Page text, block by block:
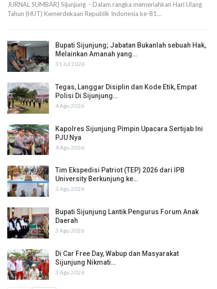
JURNAL SUMBAR| Sijunjung - Dalam rangka memeriahkan Hari Ulang
Tahun (HUT) Kemerdekaan Republik Indonesia ke-81…
Bupati Sijunjung; Jabatan Bukanlah sebuah Hak,
Melainkan Amanah yang…
31 Jul 2026
Tegas, Langgar Disiplin dan Kode Etik, Empat
Polisi Di Sijunjung…
4 Agu 2026
Kapolres Sijunjung Pimpin Upacara Sertijab Ini
PJU Nya
4 Agu 2026
Tim Ekspedisi Patriot (TEP) 2026 dari IPB
University Berkunjung ke…
3 Agu 2026
Bupati Sijunjung Lantik Pengurus Forum Anak
Daerah
3 Agu 2026
Di Car Free Day, Wabup dan Masyarakat
Sijunjung Nikmati…
3 Agu 2026